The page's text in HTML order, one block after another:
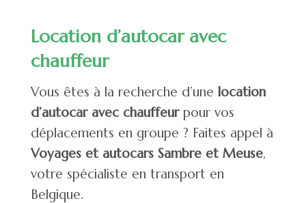
Location d’autocar avec
chauffeur
Vous êtes à la recherche d’une location
d’autocar avec chauffeurpour vos
déplacements en groupe ? Faites appel à
Voyages et autocars Sambre et Meuse,
votre spécialiste en transport en
Belgique.